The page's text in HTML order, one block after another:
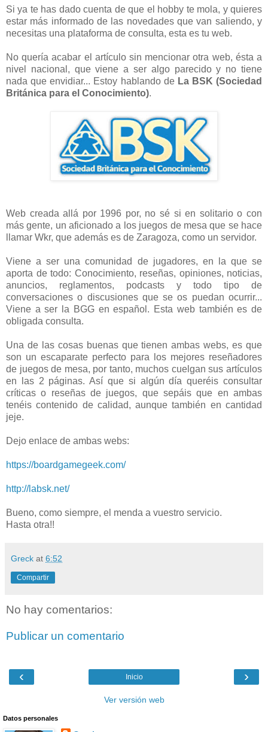
Si ya te has dado cuenta de que el hobby te mola, y quieres
estar más informado de las novedades que van saliendo, y
necesitas una plataforma de consulta, esta es tu web.
No quería acabar el artículo sin mencionar otra web, ésta a
nivel nacional, que viene a ser algo parecido y no tiene
nada que envidiar... Estoy hablando de La BSK (Sociedad
Británica para el Conocimiento).
Web creada allá por 1996 por, no sé si en solitario o con
más gente, un aficionado a los juegos de mesa que se hace
llamar Wkr, que además es de Zaragoza, como un servidor.
Viene a ser una comunidad de jugadores, en la que se
aporta de todo: Conocimiento, reseñas, opiniones, noticias,
anuncios, reglamentos, podcasts y todo tipo de
conversaciones o discusiones que se os puedan ocurrir...
Viene a ser la BGG en español. Esta web también es de
obligada consulta.
Una de las cosas buenas que tienen ambas webs, es que
son un escaparate perfecto para los mejores reseñadores
de juegos de mesa, por tanto, muchos cuelgan sus artículos
en las 2 páginas. Así que si algún día queréis consultar
críticas o reseñas de juegos, que sepáis que en ambas
tenéis contenido de calidad, aunque también en cantidad
jeje.
Dejo enlace de ambas webs:
https://boardgamegeek.com/
http://labsk.net/
Bueno, como siempre, el menda a vuestro servicio.
Hasta otra!!
Greck at 6:52
Compartir
No hay comentarios:
Publicar un comentario
‹ ›
Inicio
Ver versión web
Datos personales